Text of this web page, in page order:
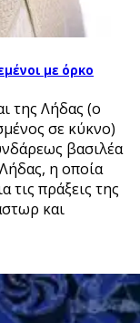
με όρκο
της Λήδας (ο
σε κύκνο)
βασιλέα
η οποία
τις πράξεις της
και